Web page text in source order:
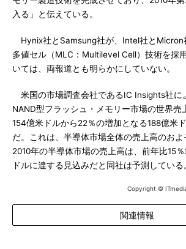
入る」と伝えている。
Hynix社とSamsung社が、Intel社とMicron
多値セル（MLC：Multilevel Cell）技術を採
いては、両報道とも明らかにしていない。
米国の市場調査会社であるIC Insights社に
NAND型フラッシュ・メモリー市場の世界売
154億米ドルから22％の増加となる188億米
だ。これは、半導体市場全体の売上高のおよ
2010年の半導体市場の売上高は、前年比15
ドルに達する見込みだと同社は予測している
Copyright ©
関連情報